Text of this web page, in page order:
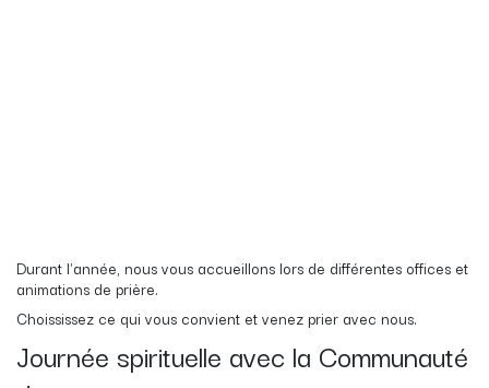
Durant l'année, nous vous accueillons lors de différentes offices et
animations de prière.
Choississez ce qui vous convient et venez prier avec nous.
Journée spirituelle avec la Communauté